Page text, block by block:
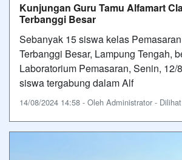
Kunjungan Guru Tamu Alfamart
Terbanggi Besar
Sebanyak 15 siswa kelas
Terbanggi Besar, Lampung Tengah,
Laboratorium Pemasaran, Senin, 12/
siswa tergabung dalam Alf
14/08/2024 14:58 - Oleh Administrator -